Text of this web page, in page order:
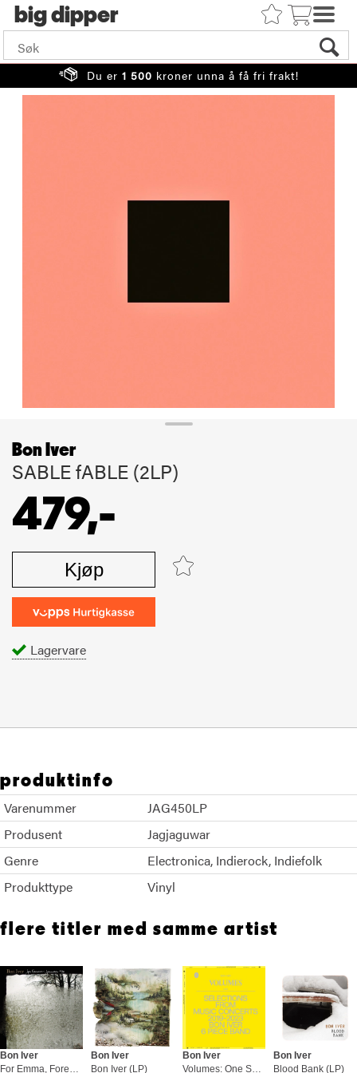
big
Du er 1 500 kroner unna å få fri frakt!
Bon Iver
SABLE fABLE (2LP)
479,-
Kjøp
Lagervare
produktinfo
Varenummer
JAG450LP
Produsent
Jagjaguwar
Genre
Electronica Indierock Indiefolk
Produkttype
Vinyl
flere titler med samme artist
Bon Iver
For Emma, Forever Ago (LP)
Bon Iver
Bon Iver (LP)
Bon Iver
Volumes: One Selections From… (LP)
Bon Iver
Blood Bank (LP)